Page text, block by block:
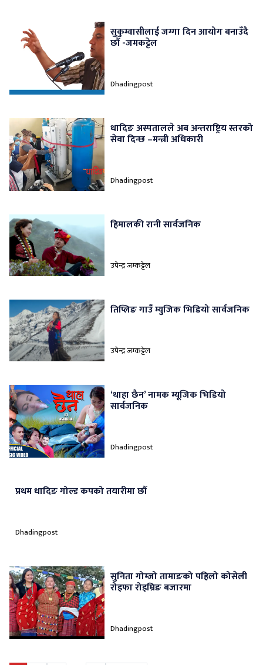
सुकुम्वासीलाई जग्गा दिन आयोग बनाउँदै
छौं -जमकट्टेल
Dhadingpost
धादिङ अस्पतालले अब अन्तराष्ट्रिय स्तरको
सेवा दिन्छ –मन्त्री अधिकारी
Dhadingpost
हिमालकी रानी सार्वजनिक
उपेन्द्र जम्कट्टेल
तिप्लिङ गाउँ म्युजिक भिडियो सार्वजनिक
उपेन्द्र जम्कट्टेल
‘थाहा छैन’ नामक म्यूजिक भिडियो
सार्वजनिक
Dhadingpost
प्रथम धादिङ गोल्ड कपको तयारीमा छौं
Dhadingpost
सुनिता गोम्जो तामाङको पहिलो कोसेली
रोइफा रोइम्रिङ बजारमा
Dhadingpost